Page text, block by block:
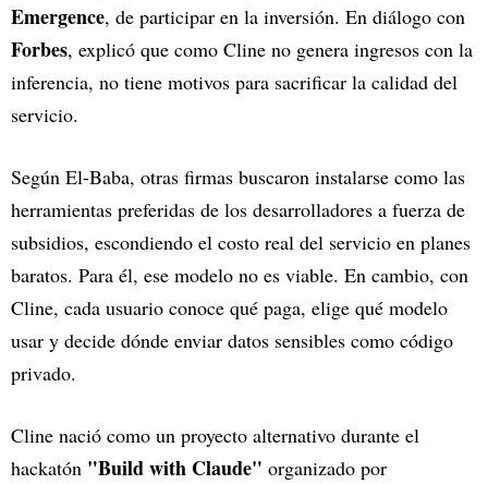
Emergence, de participar en la inversión. En diálogo con
Forbes, explicó que como Cline no genera ingresos con la
inferencia, no tiene motivos para sacrificar la calidad del
servicio.
Según El-Baba, otras firmas buscaron instalarse como las
herramientas preferidas de los desarrolladores a fuerza de
subsidios, escondiendo el costo real del servicio en planes
baratos. Para él, ese modelo no es viable. En cambio, con
Cline, cada usuario conoce qué paga, elige qué modelo
usar y decide dónde enviar datos sensibles como código
privado.
Cline nació como un proyecto alternativo durante el
hackatón "Build with Claude" organizado por